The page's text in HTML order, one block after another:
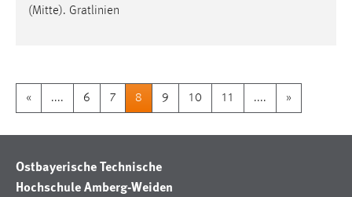
(Mitte). Gratlinien
« .... 6 7 8 9 10 11 .... »
Ostbayerische Technische
Hochschule Amberg-Weiden